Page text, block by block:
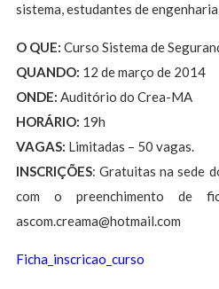
sistema, estudantes de
O QUE: Curso Sistema de
QUANDO: 12 de março de 2014
ONDE: Auditório do Crea-MA
HORÁRIO: 19h
VAGAS: Limitadas – 50 vagas.
INSCRIÇÕES: Gratuitas na sede
com o preenchimento de
ascom.creama@hotmail.com
Ficha_inscricao_curso